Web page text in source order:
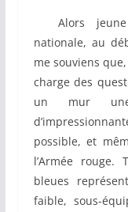
Alors jeune
nationale, au
me souviens
charge des
un mur
possible, et
l’Armée rouge.
bleues
faible, sous-